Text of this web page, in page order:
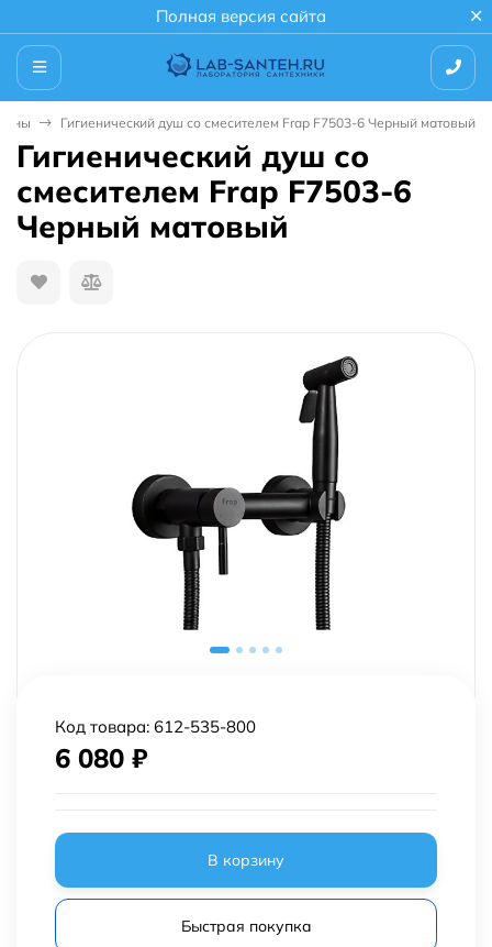
Полная версия сайта
Гигиенический душ со смесителем Frap F7503-6 Черный матовый
Гигиенический душ со
смесителем Frap F7503-6
Черный матовый
Код товара: 612-535-800
6 080 ₽
В корзину
Быстрая покупка